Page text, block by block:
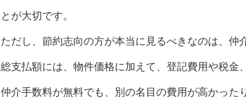
とが大切です。
ただし、節約志向の方が本当に見るべきなのは、仲
総支払額には、物件価格に加えて、登記費用や税金
仲介手数料が無料でも、別の名目の費用が高かっ